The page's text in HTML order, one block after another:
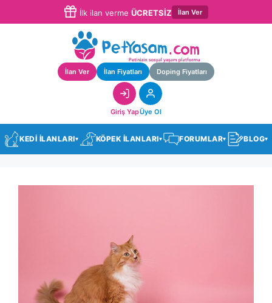
İlk ilan verme ÜCRETSİZ İlan Ver
İlan Ver İlan Fiyatları Doping Fiyatları
Giriş YapÜye Ol
KEDİ İLANLARI▾ KÖPEK İLANLARI▾ FORUMLAR▾ BLOG▾